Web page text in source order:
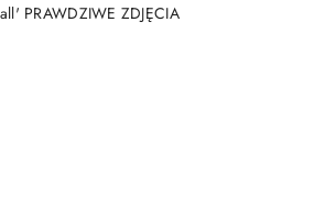
PRAWDZIWE ZDJĘCIA